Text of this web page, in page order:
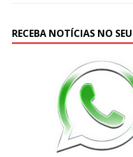
RECEBA NOTÍCIAS NO